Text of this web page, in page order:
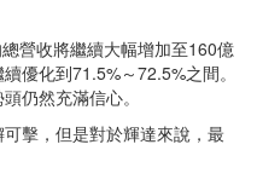
營收將繼續大幅增加至160億
優化到71.5%～72.5%之間。
仍然充滿信心。
擊，但是對於輝達來說，最